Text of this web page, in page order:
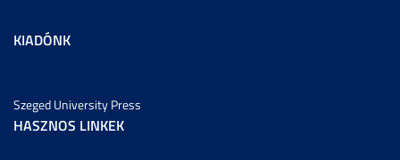
KIADÓNK
Szeged University Press
HASZNOS LINKEK